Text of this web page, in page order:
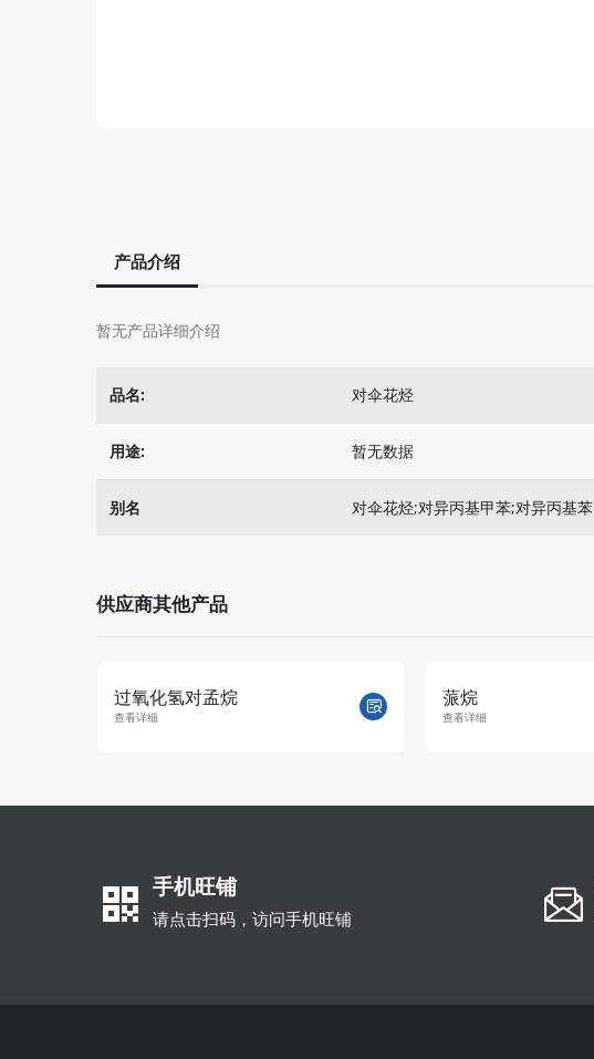
产品介绍
暂无产品详细介绍
品名: 对伞花烃
用途: 暂无数据
别名 对伞花烃;对异丙基甲苯;对异丙基苯
供应商其他产品
过氧化氢对孟烷
查看详细
蒎烷
查看详细
手机旺铺
请点击扫码，访问手机旺铺